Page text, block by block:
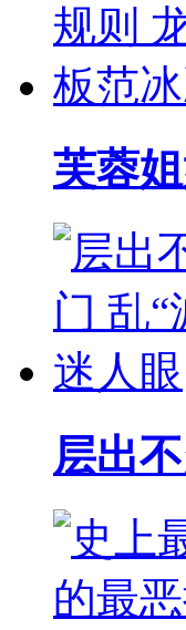
芙蓉
层出